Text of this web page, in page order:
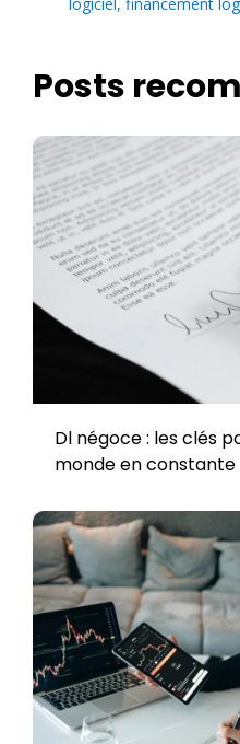
logiciel, financement
Posts
Dl négoce : les clés
monde en